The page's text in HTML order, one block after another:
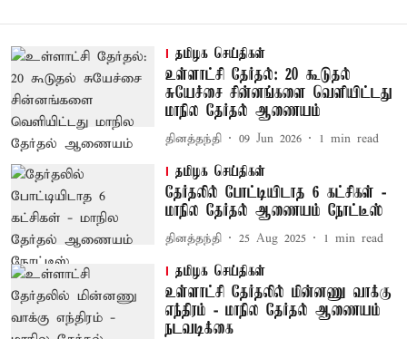
தமிழக செய்திகள்
உள்ளாட்சி தேர்தல்: 20 கூடுதல்
சுயேச்சை சின்னங்களை வெளியிட்டது
மாநில தேர்தல் ஆணையம்
தினத்தந்தி 09 Jun 2026 1 min read
தமிழக செய்திகள்
தேர்தலில் போட்டியிடாத 6 கட்சிகள் -
மாநில தேர்தல் ஆணையம் நோட்டீஸ்
தினத்தந்தி 25 Aug 2025 1 min read
தமிழக செய்திகள்
உள்ளாட்சி தேர்தலில் மின்னணு வாக்கு
எந்திரம் - மாநில தேர்தல் ஆணையம்
நடவடிக்கை